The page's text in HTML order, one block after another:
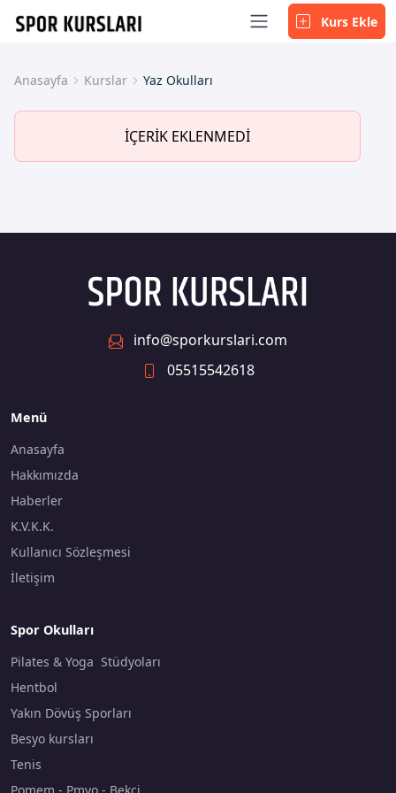
Kurs Ekle
Anasayfa Kurslar Yaz Okulları
İÇERİK EKLENMEDİ
info@sporkurslari.com
05515542618
Menü
Anasayfa
Hakkımızda
Haberler
K.V.K.K.
Kullanıcı Sözleşmesi
İletişim
Spor Okulları
Pilates & Yoga Stüdyoları
Hentbol
Yakın Dövüş Sporları
Besyo kursları
Tenis